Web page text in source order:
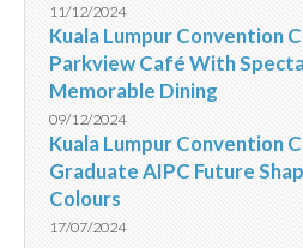
11/12/2024
Kuala Lumpur Convention
Parkview Café With
Memorable Dining
09/12/2024
Kuala Lumpur Convention
Graduate AIPC Future
Colours
17/07/2024